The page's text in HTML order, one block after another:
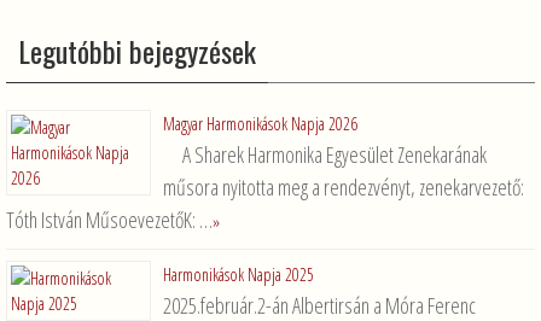
Legutóbbi bejegyzések
Magyar Harmonikások Napja 2026
A Sharek Harmonika Egyesület Zenekarának
műsora nyitotta meg a rendezvényt, zenekarvezető:
Tóth István MűsoevezetőK: …»
Harmonikások Napja 2025
2025.február.2-án Albertirsán a Móra Ferenc